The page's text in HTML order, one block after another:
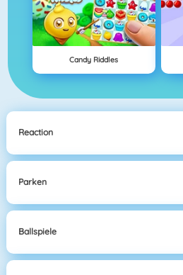
Candy Riddles
Reaction
Parken
Ballspiele